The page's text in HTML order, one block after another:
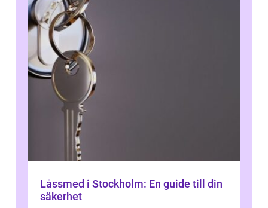
Låssmed i Stockholm: En guide till din
säkerhet